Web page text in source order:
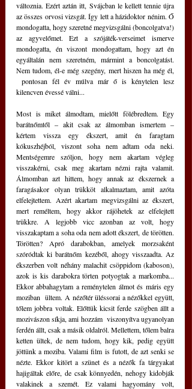
változnia. Ezért aztán itt, Svájcban le kellett tennie újra
az összes orvosi vizsgát. Így lett a házidoktor nénim. Ő
mondogatta, hogy szeretné megvizsgálni (boncolgatva!)
az agyvelőmet. Ezt a szójáték-verseimet ismerve
mondogatta, én viszont mondogattam, hogy azt én
egyáltalán nem szeretném, mármint a boncolgatást.
Nem tudom, él-e még szegény, mert hiszen ha még él,
pontosan fél év múlva már ő is kénytelen lesz
kilencven évessé válni...
Most is miket álmodtam, mielőtt fölébredtem. Egy
barátnőmtől – akit csak az álmomban ismertem –
kértem vissza egy ékszert, amit én faragtam
kókuszhéjból, viszont soha nem adtam oda neki.
Mentségemre szóljon, hogy nem akartam végleg
visszakérni, csak meg akartam nézni rajta valamit.
Álmomban azt hittem, hogy annak az ékszernek a
faragásakor olyan trükköt alkalmaztam, amit azóta
elfelejtettem. Azért akartam megvizsgálni az ékszert,
mert reméltem, hogy akkor rájöhetek az elfelejtett
trükkre. A legjobb vicc azonban az volt, hogy
visszakaptam a soha oda nem adott ékszert, de törötten.
Törötten? Apró darabokban, amelyek morzsaként
szóródtak ki barátnőm kezéből, ahogy visszaadta. Az
ékszerben volt néhány malachit csöppidom (kaboson),
azok is kis darabokra törten potyogtak a markomba...
Ekkor abbahagytam a reménytelen álmot és máris egy
moziban  ültem. A nézőtér üléssorai a nézőkkel együtt,
tőlem jobbra voltak. Előttük kicsit ferde szögben állt a
mozivászon síkja, ami hozzám  viszonyítva ugyanolyan
ferdén állt, csak a másik oldalról. Mellettem, tőlem balra
ketten ültek, de nem tudom, hogy kik, pedig együtt
jöttünk a moziba. Valami film is futott, de azt senki se
nézte. Ekkor kitört a szünet és a nézők fa tárgyakat
hajigáltak előre, de csak könnyedén, nehogy kidobják
valakinek a szemét. Ez valami hagyomány volt,